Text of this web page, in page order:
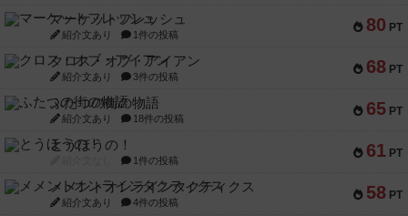
80 PT
マーケットフレッシュ
紹介文あり 1件の投稿
68 PT
クロス・オブ・アイアン
紹介文あり 3件の投稿
65 PT
ふたつの街の物語
紹介文あり 18件の投稿
61 PT
とうほうの！
1件の投稿
58 PT
メメントオンラインタクティクス
紹介文あり 4件の投稿